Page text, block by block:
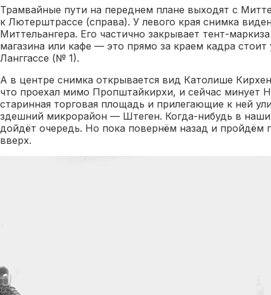
Трамвайные пути на переднем плане выходят с
к Лютерштрассе (справа). У левого края снимка
Миттельангера. Его частично закрывает тент-
магазина или кафе — это прямо за краем кадра
Ланггассе (№ 1).
А в центре снимка открывается вид Католише
что проехал мимо Пропштайкирхи, и сейчас минует
старинная торговая площадь и прилегающие к ней
здешний микрорайон — Штеген. Когда-нибудь в
дойдёт очередь. Но пока повернём назад и пройдём
вверх.